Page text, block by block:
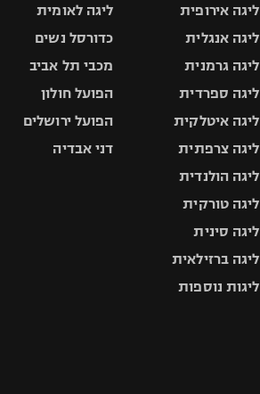
ליגה אירופית
ליגה אנגלית
ליגה גרמנית
ליגה ספרדית
ליגה איטלקית
ליגה צרפתית
ליגה הולנדית
ליגה טורקית
ליגה סינית
ליגה ברזילאית
ליגות נוספות
ליגה לאומית
כדורסל נשים
מכבי תל אביב
הפועל חולון
הפועל ירושלים
דני אבדיה